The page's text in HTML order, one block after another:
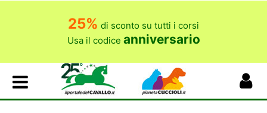
25% di sconto su tutti i corsi
Usa il codice anniversario